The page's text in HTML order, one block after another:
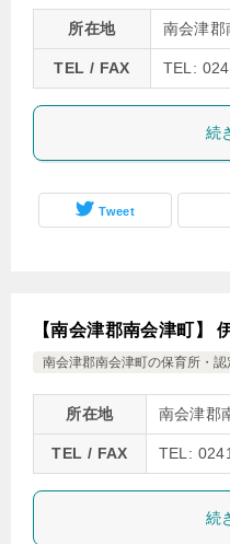
所在地 南会津郡
TEL / FAX TEL:
続
Tweet
【南会津郡南会津町】
南会津郡南会津町の保育所・
所在地 南会津郡
TEL / FAX TEL:
続